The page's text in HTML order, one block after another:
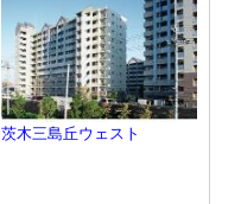
茨木三島丘ウェスト